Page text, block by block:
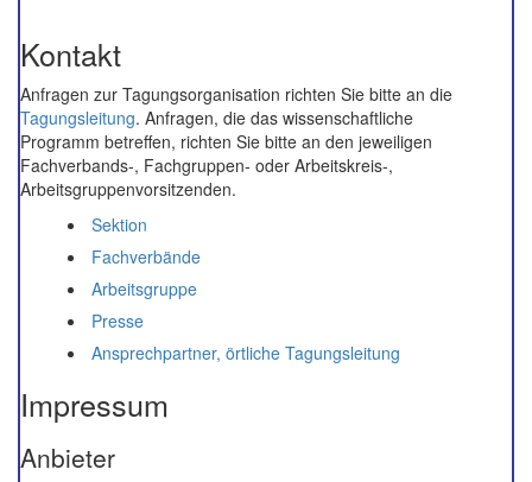
Kontakt
Anfragen zur Tagungsorganisation richten Sie bitte an die
Tagungsleitung. Anfragen, die das wissenschaftliche
Programm betreffen, richten Sie bitte an den jeweiligen
Fachverbands-, Fachgruppen- oder Arbeitskreis-,
Arbeitsgruppenvorsitzenden.
Sektion
Fachverbände
Arbeitsgruppe
Presse
Ansprechpartner, örtliche Tagungsleitung
Impressum
Anbieter